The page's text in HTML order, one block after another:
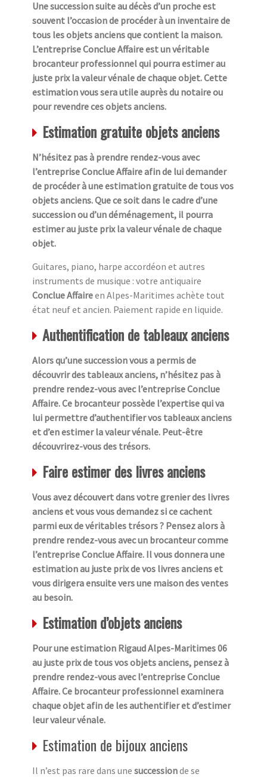
Une succession suite au décès d’un proche est
souvent l’occasion de procéder à un inventaire de
tous les objets anciens que contient la maison.
L’entreprise Conclue Affaire est un véritable
brocanteur professionnel qui pourra estimer au
juste prix la valeur vénale de chaque objet. Cette
estimation vous sera utile auprès du notaire ou
pour revendre ces objets anciens.
Estimation gratuite objets anciens
N’hésitez pas à prendre rendez-vous avec
l’entreprise Conclue Affaire afin de lui demander
de procéder à une estimation gratuite de tous vos
objets anciens. Que ce soit dans le cadre d’une
succession ou d’un déménagement, il pourra
estimer au juste prix la valeur vénale de chaque
objet.
Guitares, piano, harpe accordéon et autres
instruments de musique : votre antiquaire
Conclue Affaireen Alpes-Maritimes achète tout
état neuf et ancien. Paiement rapide en liquide.
Authentification de tableaux anciens
Alors qu’une succession vous a permis de
découvrir des tableaux anciens, n’hésitez pas à
prendre rendez-vous avec l’entreprise Conclue
Affaire. Ce brocanteur possède l’expertise qui va
lui permettre d’authentifier vos tableaux anciens
et d’en estimer la valeur vénale. Peut-être
découvrirez-vous des trésors.
Faire estimer des livres anciens
Vous avez découvert dans votre grenier des livres
anciens et vous vous demandez si ce cachent
parmi eux de véritables trésors ? Pensez alors à
prendre rendez-vous avec un brocanteur comme
l’entreprise Conclue Affaire. Il vous donnera une
estimation au juste prix de vos livres anciens et
vous dirigera ensuite vers une maison des ventes
au besoin.
Estimation d’objets anciens
Pour une estimation Rigaud Alpes-Maritimes 06
au juste prix de tous vos objets anciens, pensez à
prendre rendez-vous avec l’entreprise Conclue
Affaire. Ce brocanteur professionnel examinera
chaque objet afin de les authentifier et d’estimer
leur valeur vénale.
Estimation de bijoux anciens
Il n’est pas rare dans une successionde se